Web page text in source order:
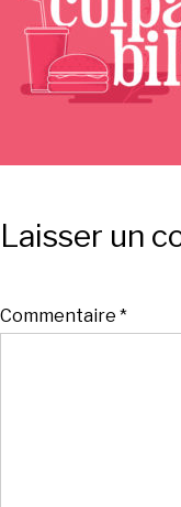
Laisser un
Commentaire *